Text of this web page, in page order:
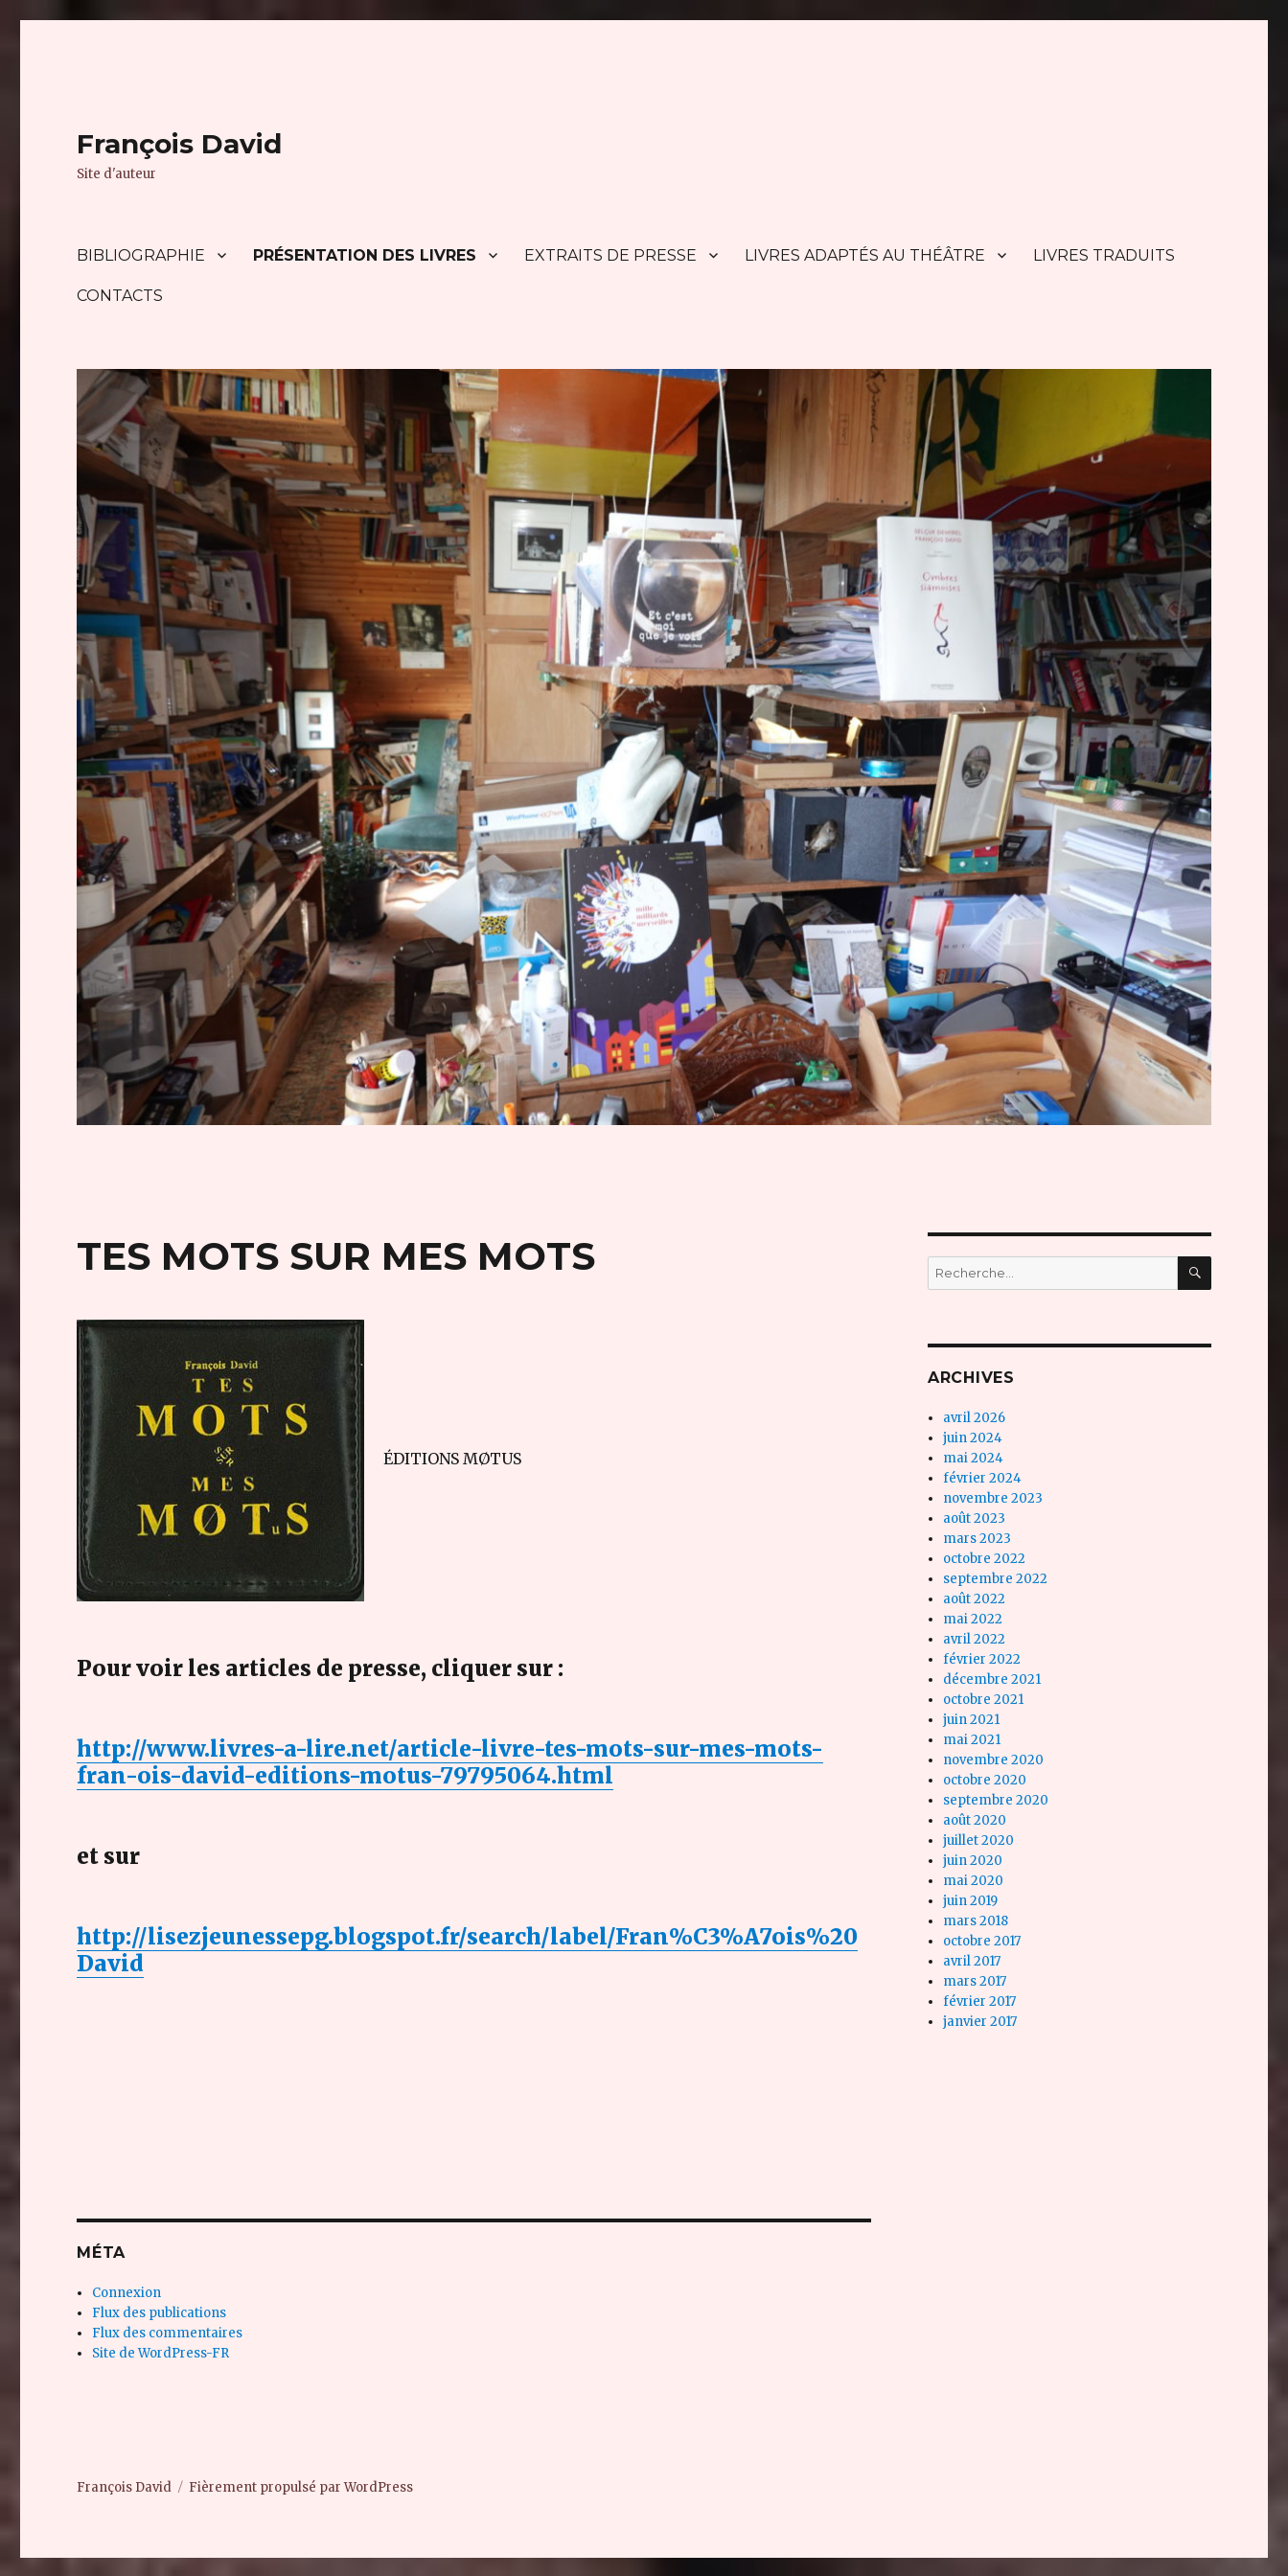
François David
Site d'auteur
BIBLIOGRAPHIE PRÉSENTATION DES LIVRES EXTRAITS DE PRESSE LIVRES ADAPTÉS AU THÉÂTRE LIVRES TRADUITS
CONTACTS
TES MOTS SUR MES MOTS
ÉDITIONS MØTUS
Pour voir les articles de presse, cliquer sur :
http://www.livres-a-lire.net/article-livre-tes-mots-sur-mes-mots-
fran-ois-david-editions-motus-79795064.html
et sur
http://lisezjeunessepg.blogspot.fr/search/label/Fran%C3%A7ois%20
David
MÉTA
Connexion
Flux des publications
Flux des commentaires
Site de WordPress-FR
Recherche
pour :
ARCHIVES
avril 2026
juin 2024
mai 2024
février 2024
novembre 2023
août 2023
mars 2023
octobre 2022
septembre 2022
août 2022
mai 2022
avril 2022
février 2022
décembre 2021
octobre 2021
juin 2021
mai 2021
novembre 2020
octobre 2020
septembre 2020
août 2020
juillet 2020
juin 2020
mai 2020
juin 2019
mars 2018
octobre 2017
avril 2017
mars 2017
février 2017
janvier 2017
François David Fièrement propulsé par WordPress